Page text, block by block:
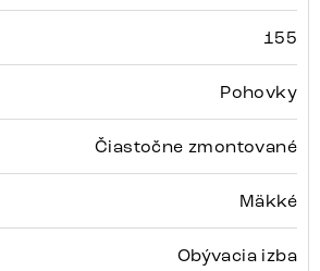
155
Pohovky
Čiastočne zmontované
Mäkké
Obývacia izba